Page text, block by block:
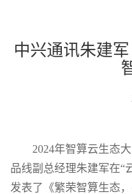
中兴通讯朱建
2024年智算云生态
品线副总经理朱建军在“
发表了《繁荣智算生态